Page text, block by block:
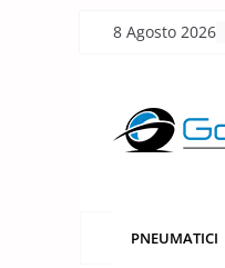
8 Agosto 2026
PNEUMATICI